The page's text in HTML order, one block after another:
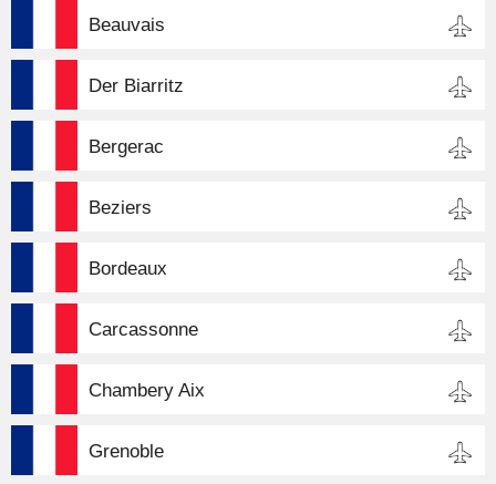
Beauvais
Der Biarritz
Bergerac
Beziers
Bordeaux
Carcassonne
Chambery Aix
Grenoble